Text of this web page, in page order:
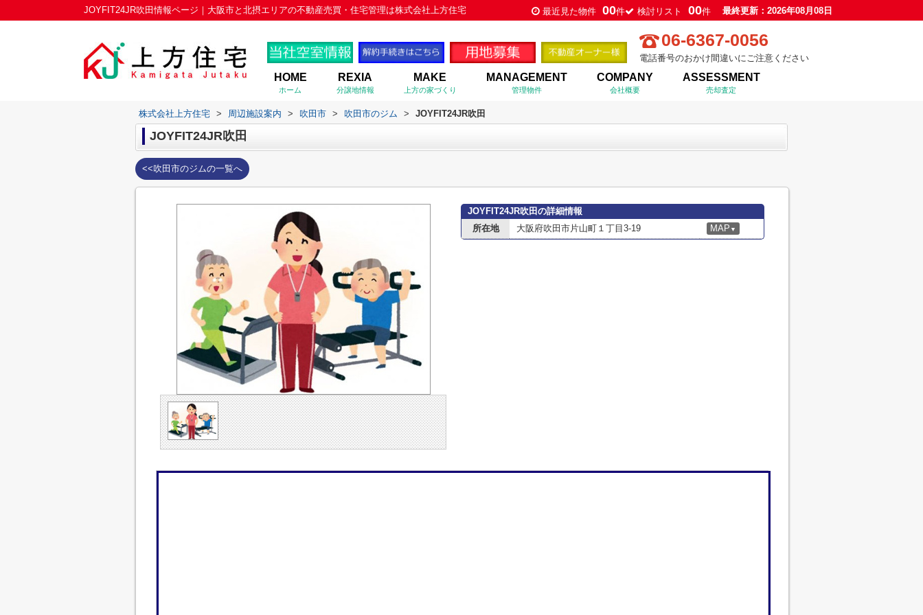
JOYFIT24JR吹田情報ページ｜大阪市と北摂エリアの不動産売買・住宅管理は株式会社上方住宅 最近見た物件 00件 検討リスト 00件 最終更新：2026年08月08日
06-6367-0056
電話番号のおかけ間違いにご注意ください
HOME
ホーム
REXIA
分譲地情報
MAKE
上方の家づくり
MANAGEMENT
管理物件
COMPANY
会社概要
ASSESSMENT
売却査定
株式会社上方住宅 > 周辺施設案内 > 吹田市 > 吹田市のジム > JOYFIT24JR吹田
JOYFIT24JR吹田
<<吹田市のジムの一覧へ
JOYFIT24JR吹田の詳細情報
所在地
大阪府吹田市片山町１丁目3-19 MAP ▼